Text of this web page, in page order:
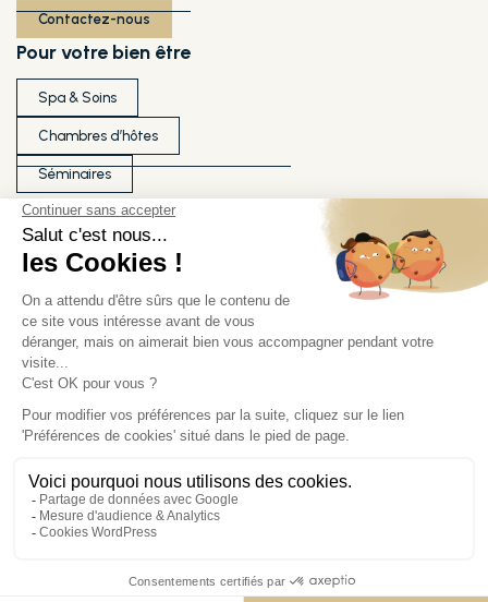
Contactez-nous
Pour votre bien être
Spa & Soins
Chambres d’hôtes
Séminaires
Ils témoignent de notre qualité
Nos partenaires
Nos labels
Démarche RSE
Conditions générales de vente
Mentions légales
Plan du site